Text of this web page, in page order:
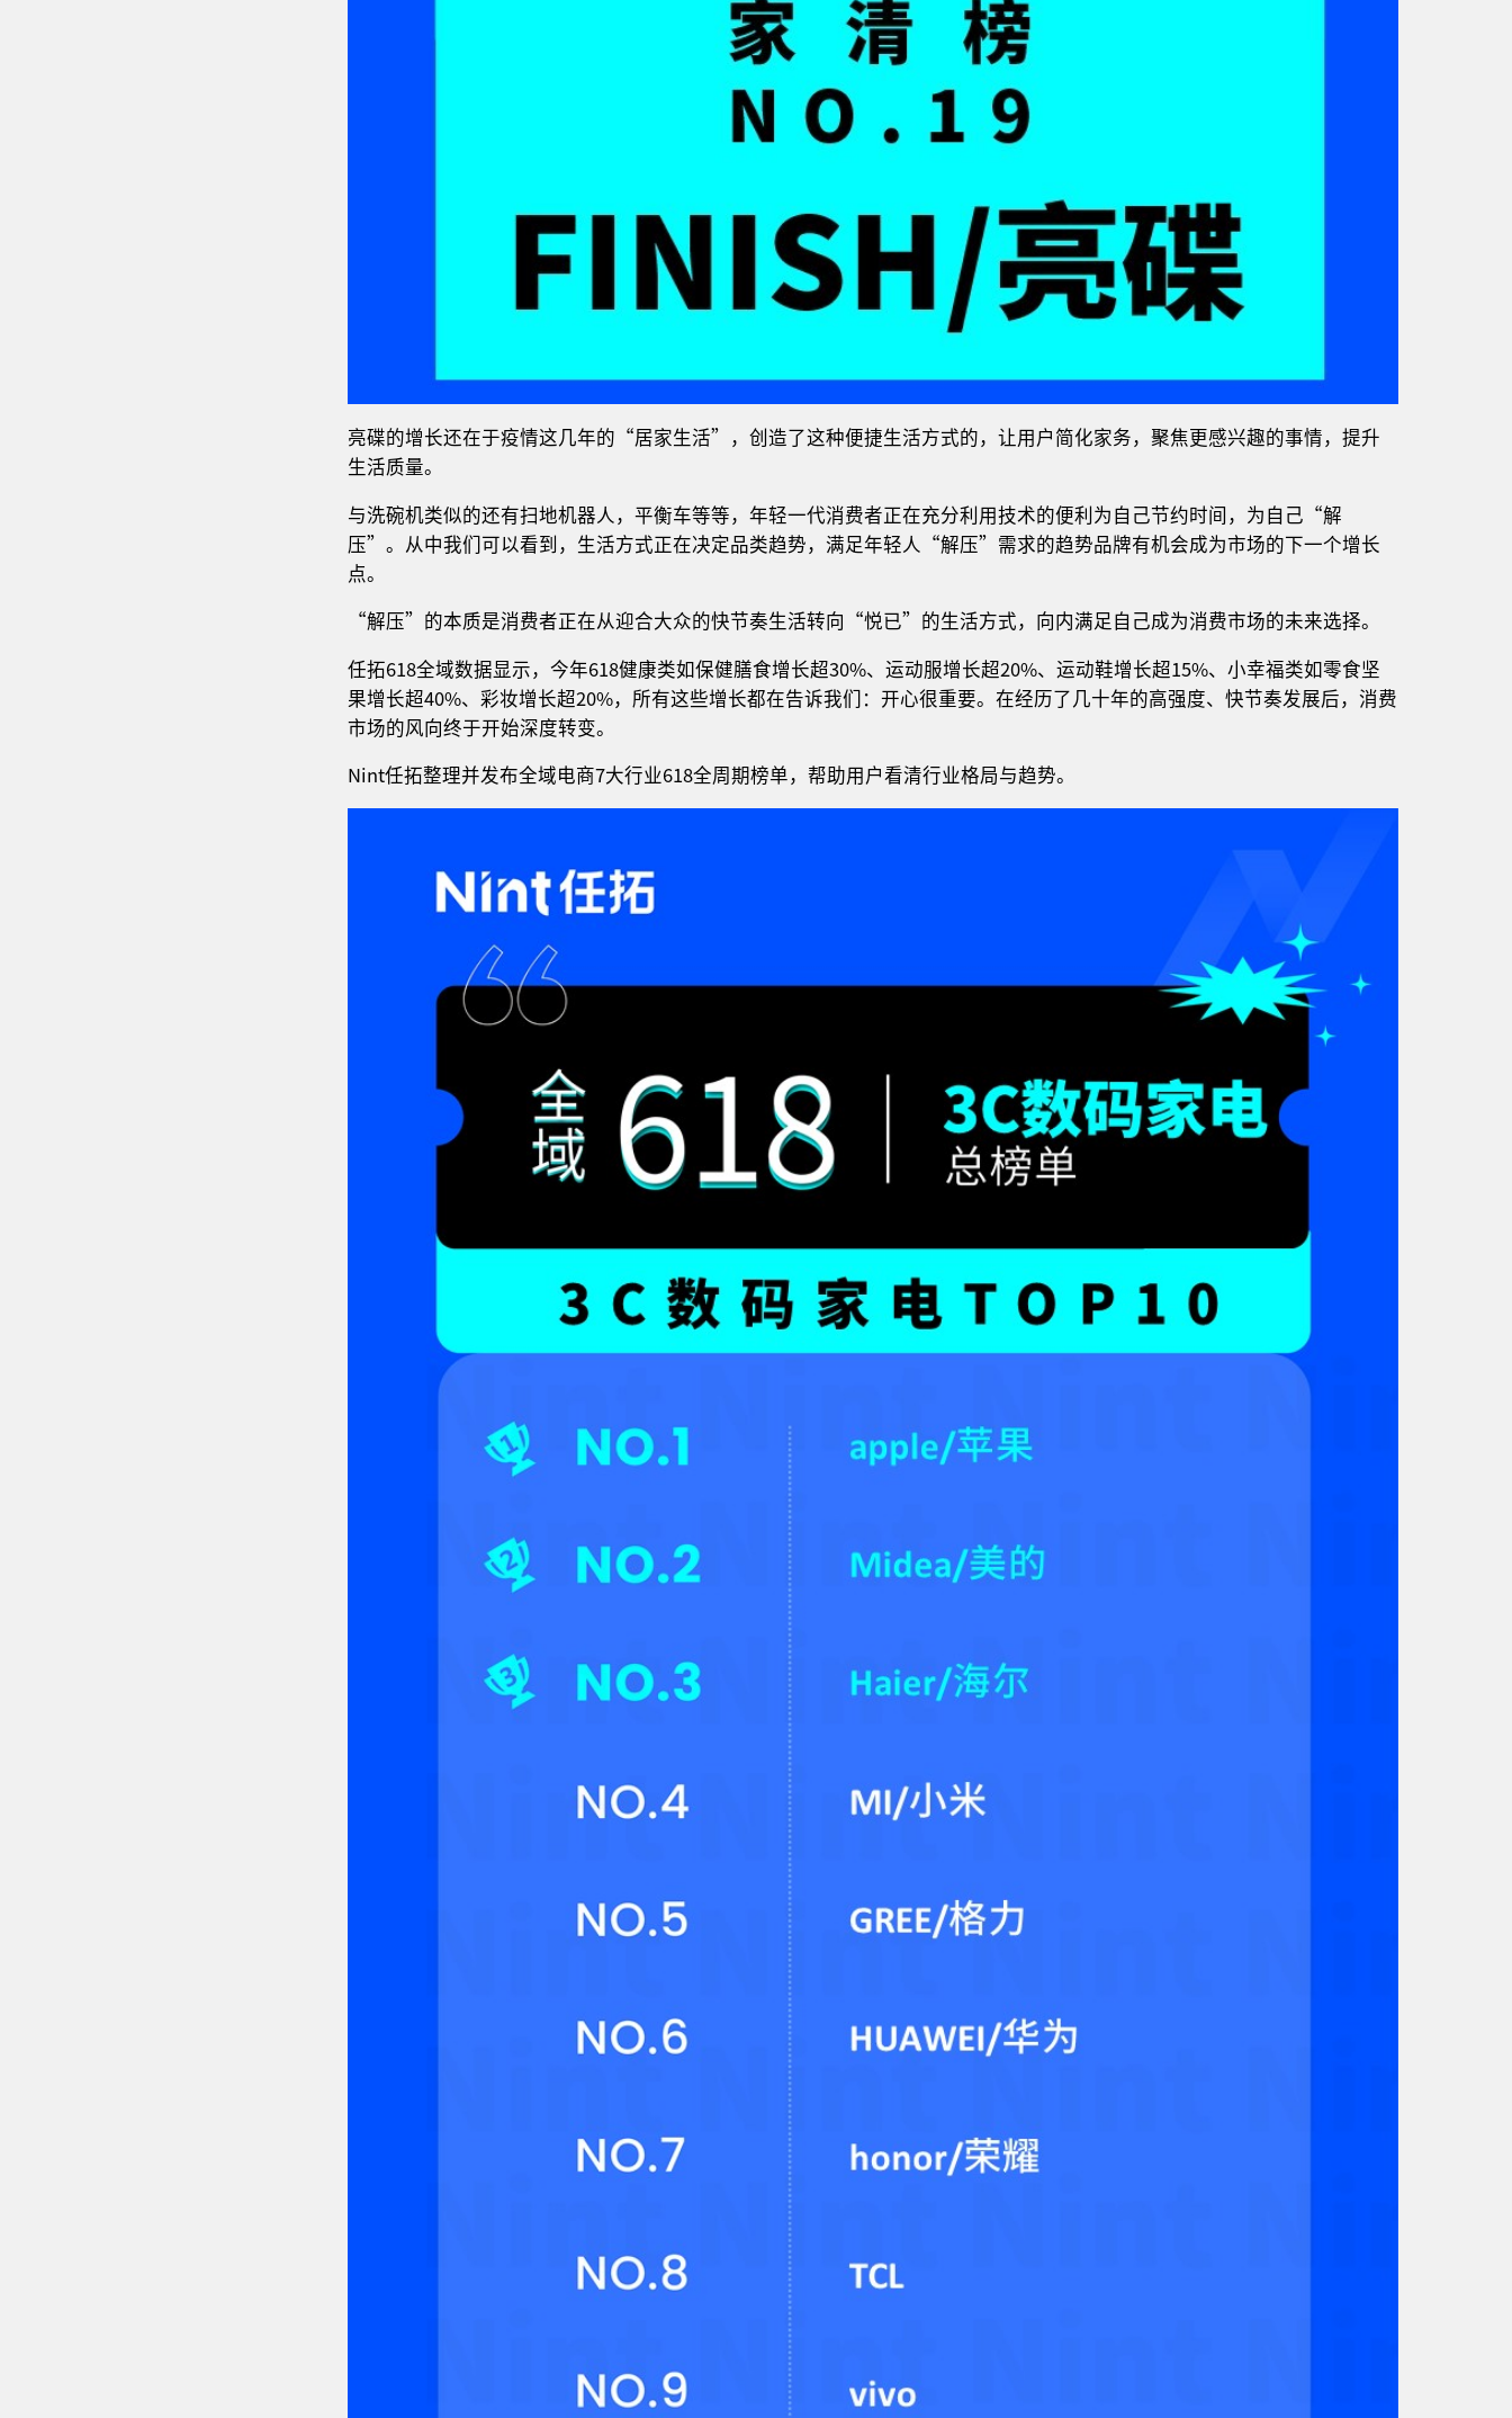
亮碟的增长还在于疫情这几年的“居家生活”，创造了这种便捷生活方式的，让用户简化家务，聚焦更感兴趣的事情，提升
生活质量。
与洗碗机类似的还有扫地机器人，平衡车等等，年轻一代消费者正在充分利用技术的便利为自己节约时间，为自己“解
压”。从中我们可以看到，生活方式正在决定品类趋势，满足年轻人“解压”需求的趋势品牌有机会成为市场的下一个增长
点。
“解压”的本质是消费者正在从迎合大众的快节奏生活转向“悦已”的生活方式，向内满足自己成为消费市场的未来选择。
任拓618全域数据显示，今年618健康类如保健膳食增长超30%、运动服增长超20%、运动鞋增长超15%、小幸福类如零食坚
果增长超40%、彩妆增长超20%，所有这些增长都在告诉我们：开心很重要。在经历了几十年的高强度、快节奏发展后，消费
市场的风向终于开始深度转变。
Nint任拓整理并发布全域电商7大行业618全周期榜单，帮助用户看清行业格局与趋势。